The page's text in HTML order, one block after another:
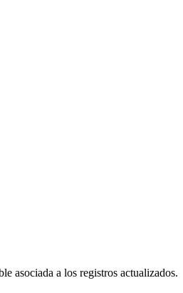
asociada a los registros actualizados.